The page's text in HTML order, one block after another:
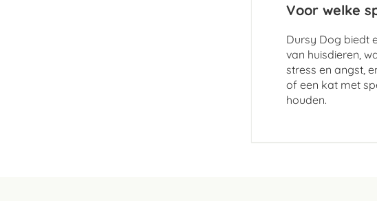
Voor welke
Dursy Dog biedt
van huisdieren,
stress en angst,
of een kat met
houden.